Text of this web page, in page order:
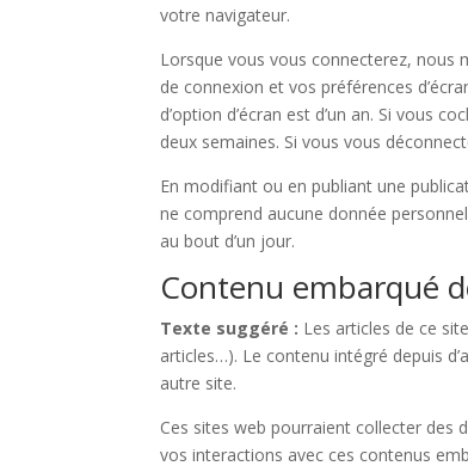
votre navigateur.
Lorsque vous vous connecterez,
de connexion et vos préférences
d’option d’écran est d’un an. Si vous
deux semaines. Si vous vous
En modifiant ou en publiant une
ne comprend aucune donnée
au bout d’un jour.
Contenu embarqué
Texte suggéré : Les articles de ce
articles…). Le contenu intégré depuis
autre site.
Ces sites web pourraient collecter des
vos interactions avec ces contenus